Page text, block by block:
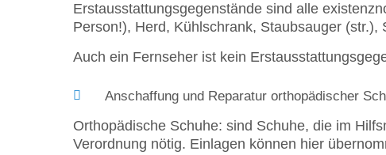
Erstausstattungsgegenstände sind alle
Person!), Herd, Kühlschrank, Staubsauger
Auch ein Fernseher ist kein
Anschaffung und Reparatur orthopädischer
Orthopädische Schuhe: sind Schuhe, die im
Verordnung nötig. Einlagen können hier